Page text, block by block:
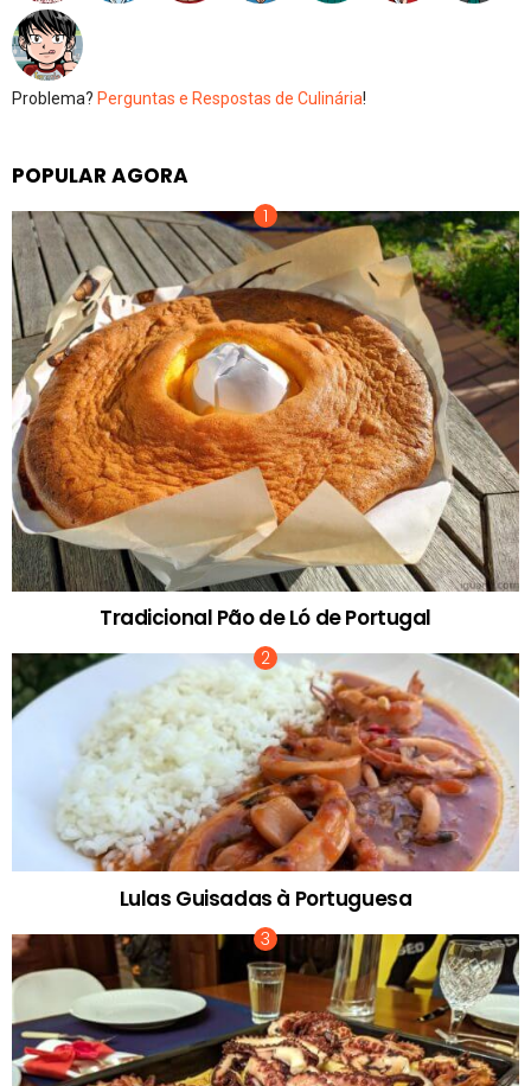
Problema? Perguntas e Respostas de Culinária!
POPULAR AGORA
Tradicional Pão de Ló de Portugal
Lulas Guisadas à Portuguesa